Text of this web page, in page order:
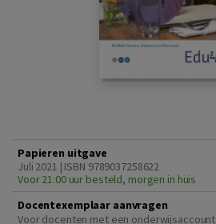
Papieren uitgave
Juli 2021 | ISBN 9789037258622
Voor 21:00 uur besteld, morgen in huis
Docentexemplaar aanvragen
Voor docenten met een onderwijsaccount